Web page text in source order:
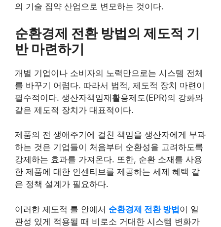
의 기술 집약 산업으로 변모하는 것이다.
순환경제 전환 방법의 제도적 기
반 마련하기
개별 기업이나 소비자의 노력만으로는 시스템 전체
를 바꾸기 어렵다. 따라서 법적, 제도적 장치 마련이
필수적이다. 생산자책임재활용제도(EPR)의 강화와
같은 제도적 장치가 대표적이다.
제품의 전 생애주기에 걸친 책임을 생산자에게 부과
하는 것은 기업들이 처음부터 순환성을 고려하도록
강제하는 효과를 가져온다. 또한, 순환 소재를 사용
한 제품에 대한 인센티브를 제공하는 세제 혜택 같
은 정책 설계가 필요하다.
이러한 제도적 틀 안에서 순환경제 전환 방법이 일
관성 있게 적용될 때 비로소 거대한 시스템 변화가